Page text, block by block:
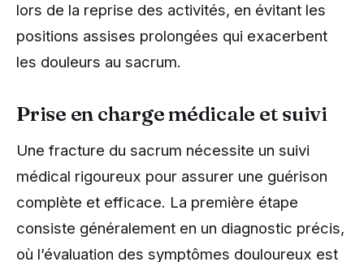
lors de la reprise des activités, en évitant les
positions assises prolongées qui exacerbent
les douleurs au sacrum.
Prise en charge médicale et suivi
Une fracture du sacrum nécessite un suivi
médical rigoureux pour assurer une guérison
complète et efficace. La première étape
consiste généralement en un diagnostic précis,
où l’évaluation des symptômes douloureux est